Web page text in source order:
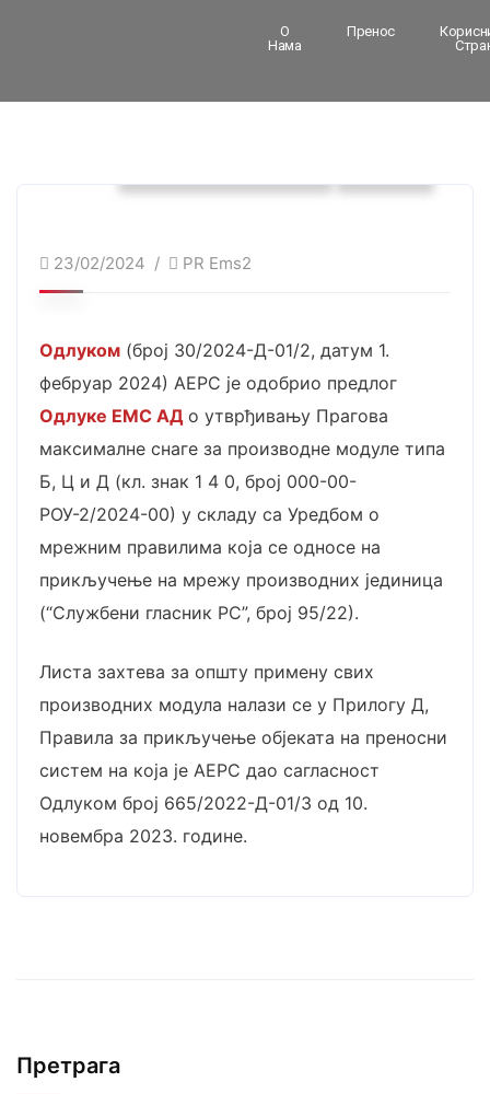
О
Нама
Пренос
23/02/2024 PR Ems2
Одлуком (број 30/2024-Д-01/2, датум 1.
фебруар 2024) АЕРС је одобрио предлог
Одлуке ЕМС АД о утврђивању Прагова
максималне снаге за производне модуле типа
Б, Ц и Д (кл. знак 1 4 0, број 000-00-
РОУ-2/2024-00) у складу са Уредбом о
мрежним правилима која се односе на
прикључење на мрежу производних јединица
(“Службени гласник РС”, број 95/22).
Листа захтева за општу примену свих
производних модула налази се у Прилогу Д,
Правила за прикључење објеката на преносни
систем на која је АЕРС дао сагласност
Одлуком број 665/2022-Д-01/3 од 10.
новембра 2023. године.
Претрага